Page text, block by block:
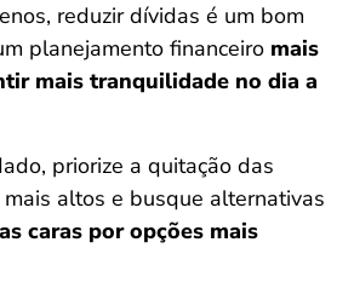
reduzir dívidas é um bom
planejamento financeiro mais
mais tranquilidade no dia a
priorize a quitação das
altos e busque alternativas
caras por opções mais